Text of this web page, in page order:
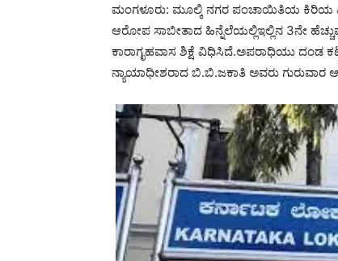
ಮಂಗಳೂರು: ಮೂಲ್ಕಿ ನಗರ ಪಂಚಾಯಿತಿಯ ಕಿರಿಯ
ಆರೋಪ ಸಾಬೀತಾದ ಹಿನ್ನೆಲೆಯಲ್ಲಿಇಲ್ಲಿನ 3ನೇ
ಕಾರಾಗೃಹವಾಸ ಶಿಕ್ಷೆ ವಿಧಿಸಿದೆ.ಅಪರಾಧಿಯು ದಂಡ
ನ್ಯಾಯಾಧೀಶರಾದ ಬಿ.ಬಿ.ಜಕಾತಿ ಅವರು ಗುರುವಾರ